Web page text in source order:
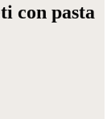
con pasta